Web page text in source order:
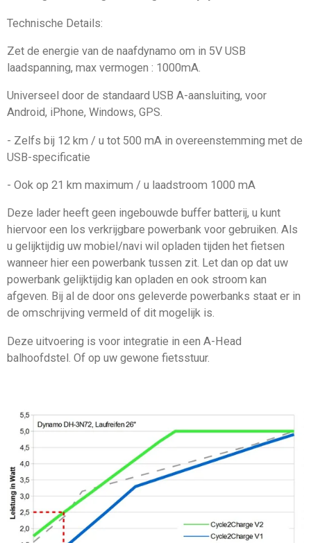
Technische Details:
Zet de energie van de naafdynamo om in 5V USB
laadspanning, max vermogen : 1000mA.
Universeel door de standaard USB A-aansluiting, voor
Android, iPhone, Windows, GPS.
- Zelfs bij 12 km / u tot 500 mA in overeenstemming met de
USB-specificatie
- Ook op 21 km maximum / u laadstroom 1000 mA
Deze lader heeft geen ingebouwde buffer batterij, u kunt
hiervoor een los verkrijgbare powerbank voor gebruiken. Als
u gelijktijdig uw mobiel/navi wil opladen tijden het fietsen
wanneer hier een powerbank tussen zit. Let dan op dat uw
powerbank gelijktijdig kan opladen en ook stroom kan
afgeven. Bij al de door ons geleverde powerbanks staat er in
de omschrijving vermeld of dit mogelijk is.
Deze uitvoering is voor integratie in een A-Head
balhoofdstel. Of op uw gewone fietsstuur.